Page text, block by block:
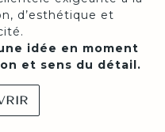
d’esthétique et
idée en moment
et sens du détail.